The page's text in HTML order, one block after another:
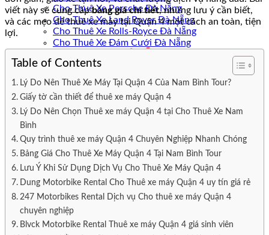
Cho Thuê Xe Porsche Đà Nẵng
Cho Thuê Xe Land Rover Đà Nẵng
Cho Thuê Xe Rolls-Royce Đà Nẵng
Cho Thuê Xe Đám Cưới Đà Nẵng
Cho Thuê Xe Ô Tô Quận Sơn Trà
Cho Thuê Xe Ô Tô Quận Hải Châu
Cho Thuê Xe Ô Tô Quận Cẩm Lệ
Cho Thuê Xe Ô Tô Quận Thanh Khê
Cho Thuê Xe Ô Tô Quận Ngũ Hành Sơn
Cho Thuê Xe Ô Tô Hòa Vang
Cho Thuê Xe Ô Tô Hoàng Sa
CHO THUÊ XE MÁY
Cho Thuê Xe Máy Quận Sơn Trà
Cho Thuê Xe Máy Quận Hải Châu
Cho Thuê Xe Máy Quận Cẩm Lệ
Cho Thuê Xe Máy Quận Thanh Khê
Cho Thuê Xe Máy Quận Liên Chiểu
Cho Thuê Xe Máy Quận Ngũ Hành Sơn
viết này sẽ cung cấpbảng giá chi tiết, những lưu ý cần biết,
và các mẹo để thuê xe máy tại Quận 4 một cách an toàn, tiện
lợi.
Table of Contents
Lý Do Nên Thuê Xe Máy Tại Quận 4 Của Nam Bình Tour?
Giấy tờ cần thiết để thuê xe máy Quận 4
Lý Do Nên Chọn Thuê xe máy Quận 4 tại Cho Thuê Xe Nam
Bình
Quy trình thuê xe máy Quận 4 Chuyên Nghiệp Nhanh Chóng
Bảng Giá Cho Thuê Xe Máy Quận 4 Tại Nam Bình Tour
Lưu Ý Khi Sử Dụng Dịch Vụ Cho Thuê Xe Máy Quận 4
Dung Motorbike Rental Cho Thuê xe máy Quận 4 uy tín giá rẻ
247 Motorbikes Rental Dịch vụ Cho thuê xe máy Quận 4
chuyên nghiệp
Blvck Motorbike Rental Thuê xe máy Quận 4 giá sinh viên